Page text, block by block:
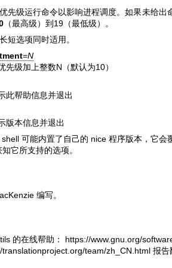
先级运行命令以影响进程调度。如果未给出
（最高级）到19（最低级）。
短选项同时适用。
=N
先级加上整数N（默认为10）
此帮助信息并退出
版本信息并退出
可能内置了自己的 nice 程序版本，它会
它所支持的选项。
编写。
的在线帮助： https://www.gnu.org/
translationproject.org/team/zh_CN.html报告